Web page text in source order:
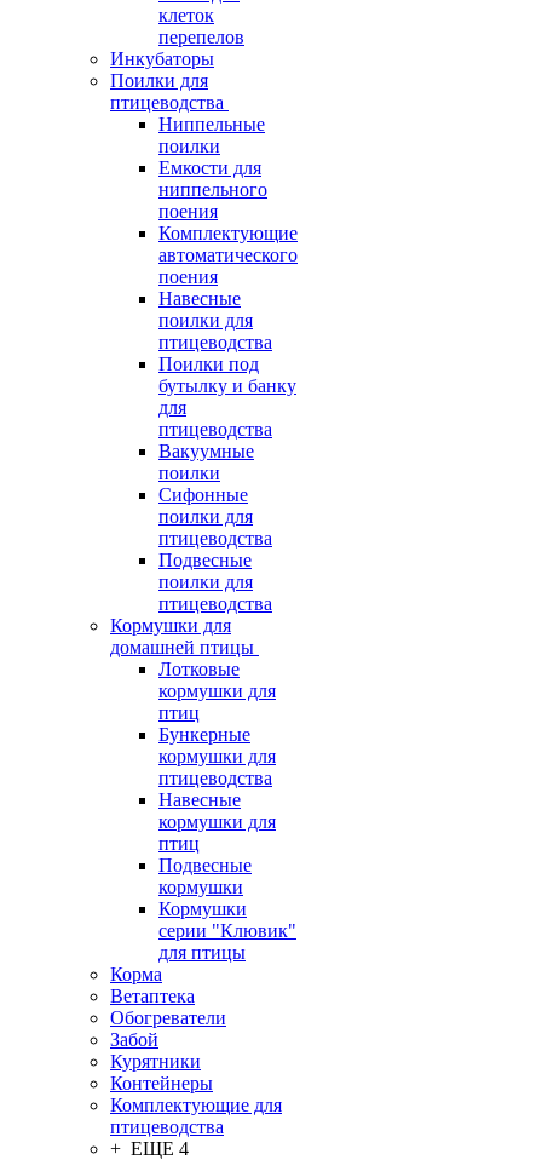
клеток
перепелов
Инкубаторы
Поилки для
птицеводства
Ниппельные
поилки
Емкости для
ниппельного
поения
Комплектующие
автоматического
поения
Навесные
поилки для
птицеводства
Поилки под
бутылку и банку
для
птицеводства
Вакуумные
поилки
Сифонные
поилки для
птицеводства
Подвесные
поилки для
птицеводства
Кормушки для
домашней птицы
Лотковые
кормушки для
птиц
Бункерные
кормушки для
птицеводства
Навесные
кормушки для
птиц
Подвесные
кормушки
Кормушки
серии "Клювик"
для птицы
Корма
Ветаптека
Обогреватели
Забой
Курятники
Контейнеры
Комплектующие для
птицеводства
+ ЕЩЕ 4